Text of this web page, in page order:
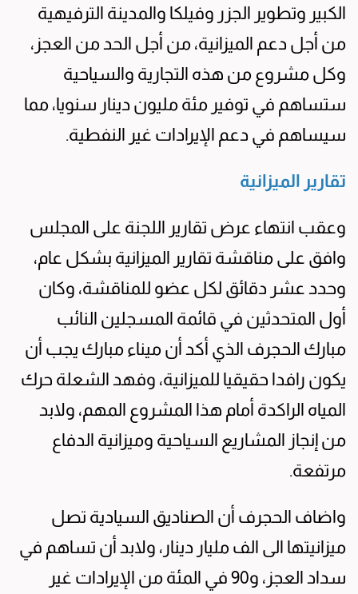
الكبير وتطوير الجزر وفيلكا والمدينة الترفيهية
من أجل دعم الميزانية، من أجل الحد من العجز،
وكل مشروع من هذه التجارية والسياحية
ستساهم في توفير مئة مليون دينار سنويا، مما
سيساهم في دعم الإيرادات غير النفطية.
تقارير الميزانية
وعقب انتهاء عرض تقارير اللجنة على المجلس
وافق على مناقشة تقارير الميزانية بشكل عام،
وحدد عشر دقائق لكل عضو للمناقشة، وكان
أول المتحدثين في قائمة المسجلين النائب
مبارك الحجرف الذي أكد أن ميناء مبارك يجب أن
يكون رافدا حقيقيا للميزانية، وفهد الشعلة حرك
المياه الراكدة أمام هذا المشروع المهم، ولابد
من إنجاز المشاريع السياحية وميزانية الدفاع
مرتفعة.
واضاف الحجرف أن الصناديق السيادية تصل
ميزانيتها الى الف مليار دينار، ولابد أن تساهم في
سداد العجز، و90 في المئة من الإيرادات غير